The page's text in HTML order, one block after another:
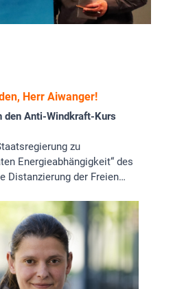
Herr Aiwanger!
den Anti-Windkraft-Kurs
zu
Energieabhängigkeit“ des
Distanzierung der Freien…